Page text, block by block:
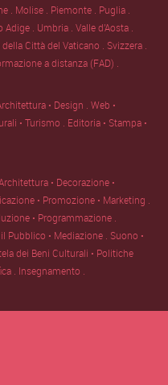
. Molise . Piemonte . Puglia .
Adige . Umbria .Valle d'Aosta .
della Città del Vaticano . Svizzera .
a distanza (FAD) .
• Design .Web •
• Turismo . Editoria • Stampa •
• Decorazione •
• Promozione • Marketing .
• Programmazione .
Pubblico • Mediazione . Suono •
dei Beni Culturali • Politiche
. Insegnamento .